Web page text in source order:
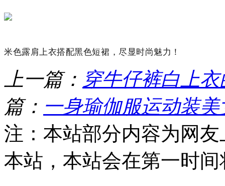
米色露肩上衣搭配黑色短裙，尽显时尚魅力！
上一篇： 穿牛仔裤白上
篇： 一身瑜伽服运动装
注：本站部分内容为网
本站，本站会在第一时